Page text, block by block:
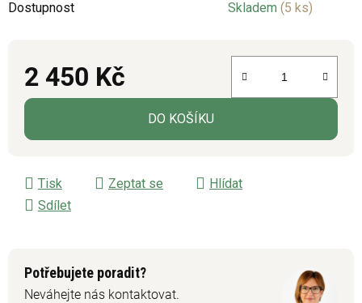
Dostupnost Skladem (5 ks)
2 450 Kč
Měrná cena:
DO KOŠÍKU
Tisk Zeptat se
Hlídat
Sdílet
Potřebujete poradit?
Neváhejte nás kontaktovat.